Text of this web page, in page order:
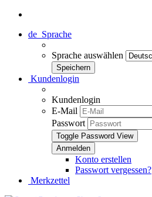
de Sprache
Sprache auswählen
Kundenlogin
Kundenlogin
E-Mail
Passwort
Toggle Password View
Konto erstellen
Passwort vergessen?
Merkzettel